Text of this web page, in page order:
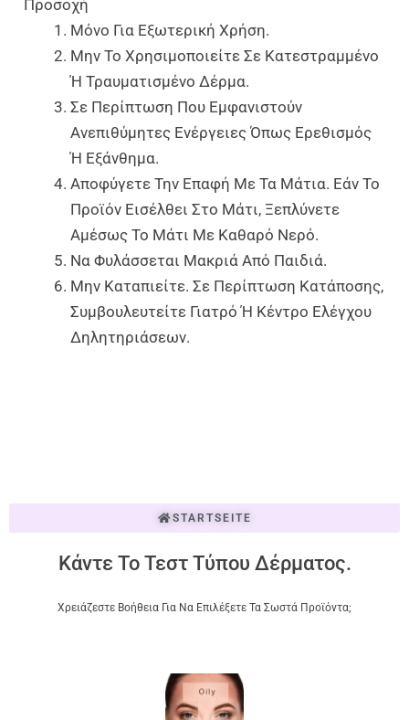
Προσοχή
Μόνο Για Εξωτερική Χρήση.
Μην Το Χρησιμοποιείτε Σε Κατεστραμμένο
Ή Τραυματισμένο Δέρμα.
Σε Περίπτωση Που Εμφανιστούν
Ανεπιθύμητες Ενέργειες Όπως Ερεθισμός
Ή Εξάνθημα.
Αποφύγετε Την Επαφή Με Τα Μάτια. Εάν Το
Προϊόν Εισέλθει Στο Μάτι, Ξεπλύνετε
Αμέσως Το Μάτι Με Καθαρό Νερό.
Να Φυλάσσεται Μακριά Από Παιδιά.
Μην Καταπιείτε. Σε Περίπτωση Κατάποσης,
Συμβουλευτείτε Γιατρό Ή Κέντρο Ελέγχου
Δηλητηριάσεων.
STARTSEITE
Κάντε Το Τεστ Τύπου Δέρματος.
Χρειάζεστε Βοήθεια Για Να Επιλέξετε Τα Σωστά Προϊόντα;